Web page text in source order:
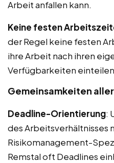
Arbeit anfallen kann.
Keine festen
der Regel keine festen
ihre Arbeit nach ihren
Verfügbarkeiten
Gemeinsamkeiten
Deadline-Orientierung:
des Arbeitsverhältnisses
Risikomanagement-
Remstal oft Deadlines